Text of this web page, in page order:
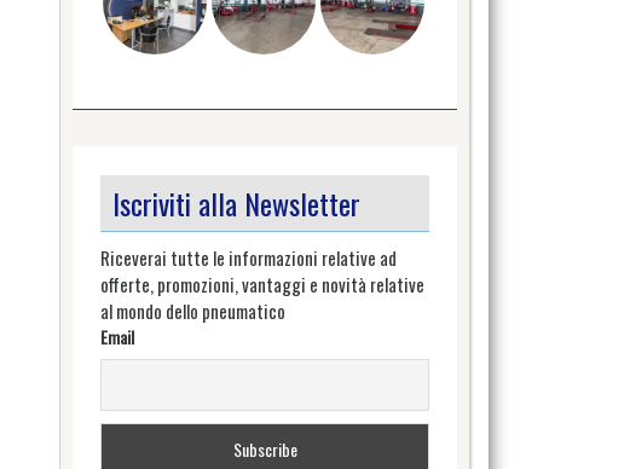
Iscriviti alla Newsletter
Riceverai tutte le informazioni relative ad
offerte, promozioni, vantaggi e novità relative
al mondo dello pneumatico
Email